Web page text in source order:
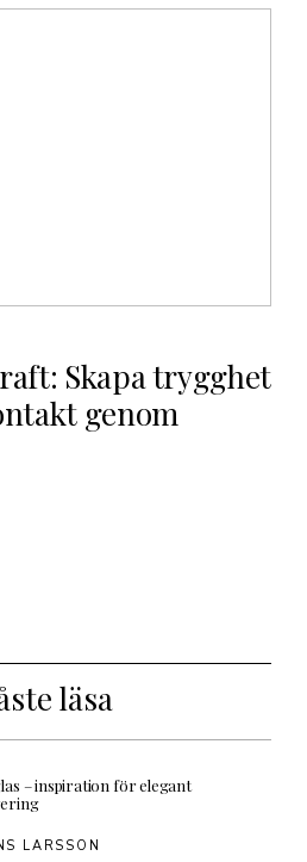
Skapa trygghet
genom
läsa
– inspiration för elegant
LARSSON